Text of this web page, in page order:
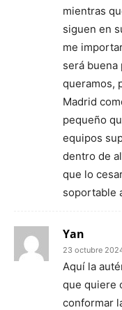
mientras
siguen en
me
será
queramos,
Madrid
pequeño
equipos
dentro de
que lo
soportable
Yan
23 octubre
Aquí la
que quiere
conformar